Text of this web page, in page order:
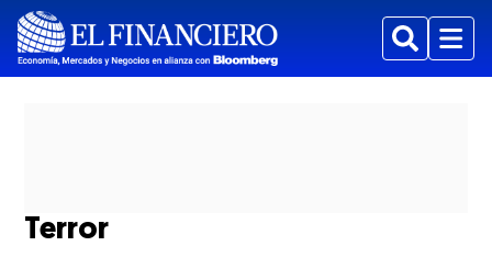
BuscarMenu
Terror